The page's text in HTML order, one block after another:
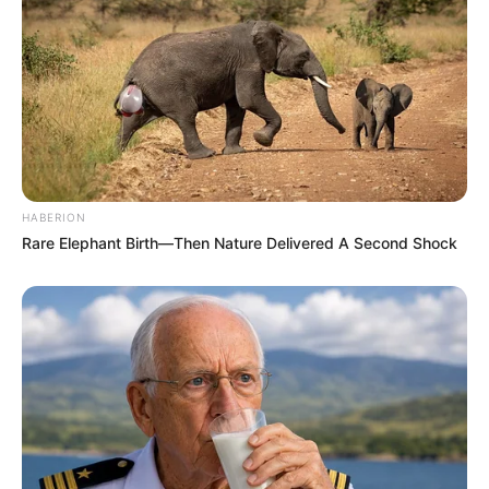
Η ΑΒΑΣΙΜΗ ΠΙΣΤΗ ΣΕ ΕΝΑ ΔΟΓΜΑ. Η ΑΝΑΓΚΗ
ΚΑΠΟΙΩΝ ΑΝΘΡΩΠΩΝ ΝΑ ΑΝΗΚΟΥΝ ΚΑΠΟΥ.
HABERION
Rare Elephant Birth—Then Nature Delivered A Second Shock